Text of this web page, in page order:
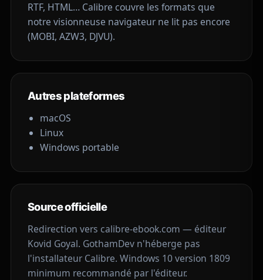
RTF, HTML… Calibre couvre les formats que
notre visionneuse navigateurne lit pas encore
(MOBI, AZW3, DJVU).
Autres plateformes
macOS
Linux
Windows portable
Source officielle
Redirection vers calibre-ebook.com — éditeur
Kovid Goyal. GothamDev n'héberge pas
l'installateur Calibre. Windows 10 version 1809
minimum recommandé par l'éditeur.